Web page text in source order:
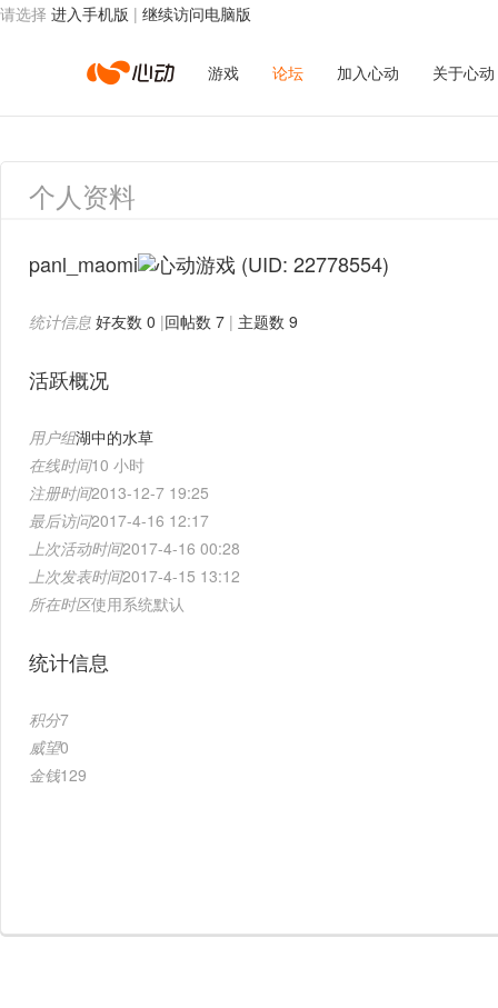
请选择 进入手机版 | 继续访问电脑版
心
动
络
游戏 论坛 加入心动 关于心动
个人资料
panl_maomi (UID: 22778554)
统计信息 好友数 0 |回帖数 7 | 主题数 9
活跃概况
用户组湖中的水草
在线时间10 小时
注册时间2013-12-7 19:25
最后访问2017-4-16 12:17
上次活动时间2017-4-16 00:28
上次发表时间2017-4-15 13:12
所在时区使用系统默认
统计信息
积分7
威望0
金钱129